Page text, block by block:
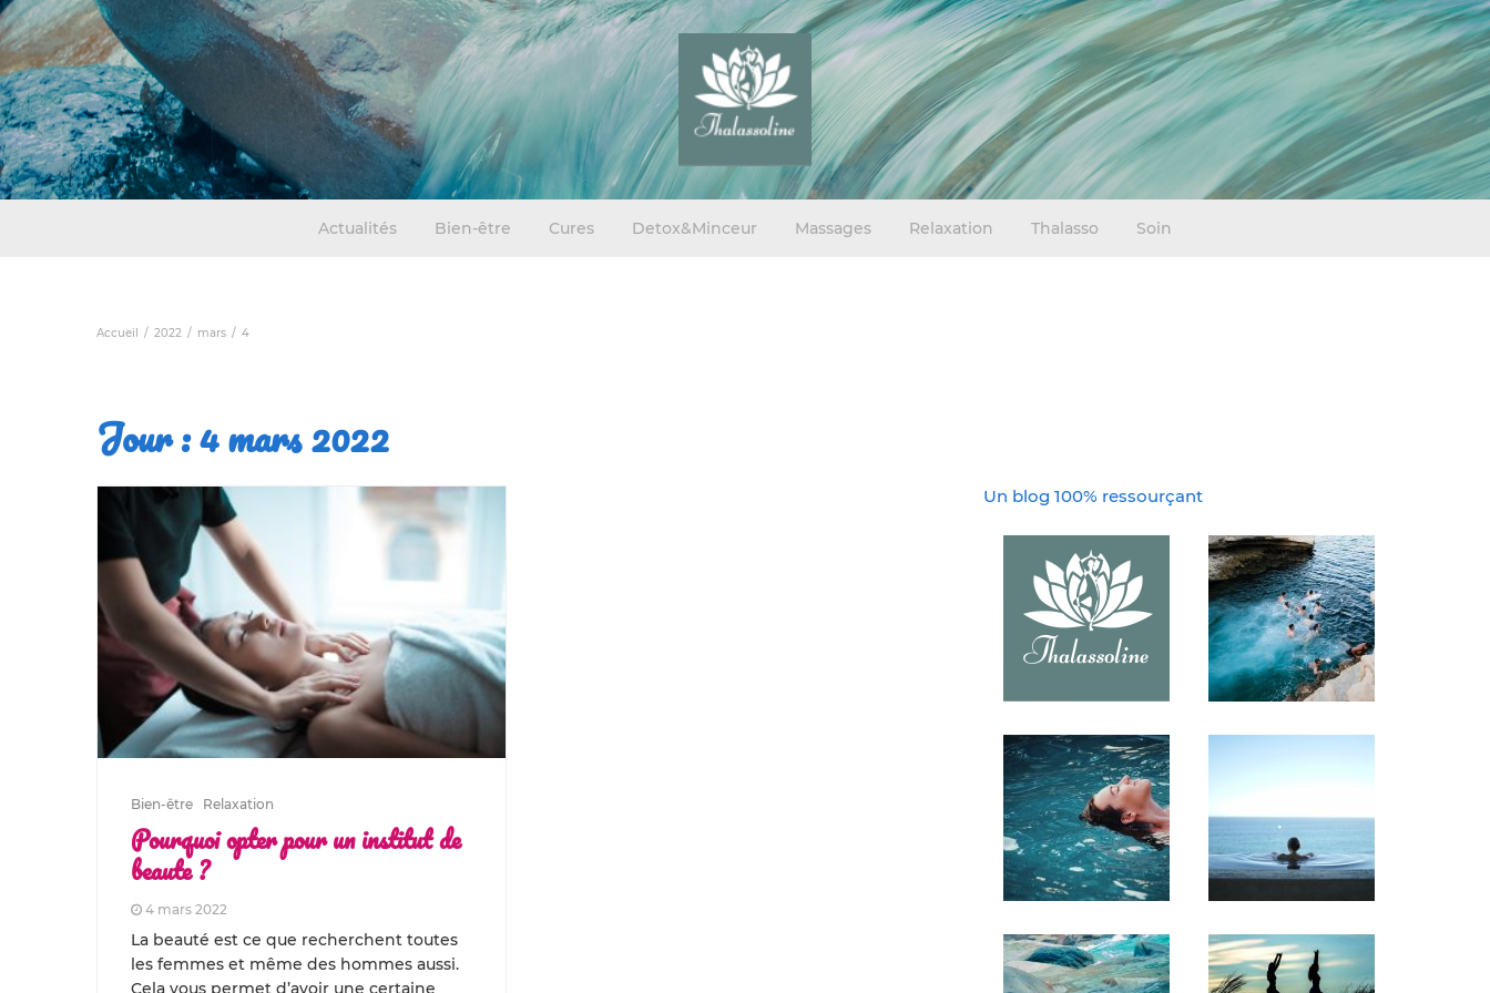
Actualités Bien-être Cures Detox&Minceur Massages Relaxation Thalasso Soin
Accueil 2022 mars 4
Jour :4 mars 2022
Bien-être Relaxation
Pourquoi opter pour un institut de
beaute ?
4 mars 2022
La beauté est ce que recherchent toutes
les femmes et même des hommes aussi.
Cela vous permet d’avoir une certaine
Un blog 100% ressourçant